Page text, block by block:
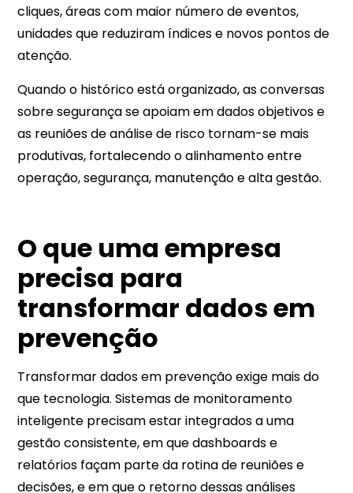
cliques, áreas com maior número de eventos,
unidades que reduziram índices e novos pontos de
atenção.
Quando o histórico está organizado, as conversas
sobre segurança se apoiam em dados objetivos e
as reuniões de análise de risco tornam-se mais
produtivas, fortalecendo o alinhamento entre
operação, segurança, manutenção e alta gestão.
O que uma empresa
precisa para
transformar dados em
prevenção
Transformar dados em prevenção exige mais do
que tecnologia. Sistemas de monitoramento
inteligente precisam estar integrados a uma
gestão consistente, em que dashboards e
relatórios façam parte da rotina de reuniões e
decisões, e em que o retorno dessas análises